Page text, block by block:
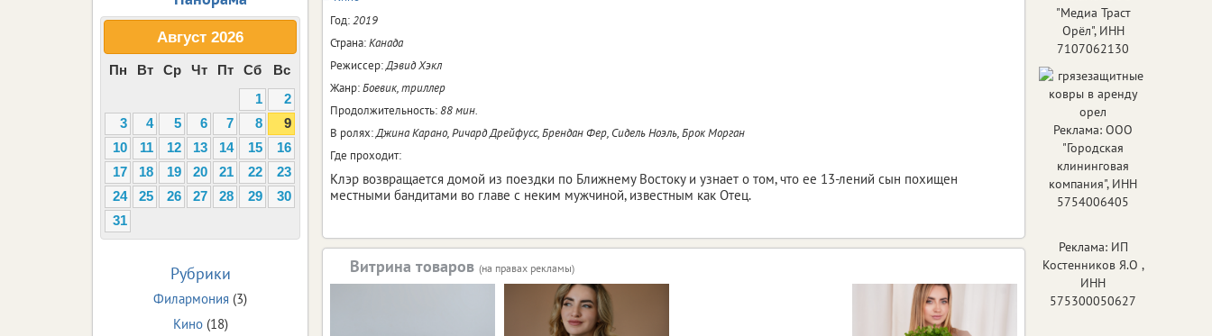
Год:2019
Страна:Канада
Режиссер:Дэвид Хэкл
Жанр:Боевик, триллер
Продолжительность:88 мин.
В ролях:Джина Карано, Ричард Дрейфусс, Брендан Фер, Сидель Ноэль, Брок Морган
Где проходит:
Клэр возвращается домой из поездки по Ближнему Востоку и узнает о том, что ее 13-лений сын похищен
местными бандитами во главе с неким мужчиной, известным как Отец.
Витрина товаров (на правах рекламы)
Август 2026
Пн Вт Ср Чт Пт Сб
Вс
1
2
3
4 5 6 7 8
9
10
11 12 13 14 15
16
17
18 19 20 21 22
23
24
25 26 27 28 29
30
31
Рубрики
Филармония (3)
Кино(18)
"Медиа Траст
Орёл", ИНН
7107062130
Реклама: ООО
"Городская
клининговая
компания", ИНН
5754006405
Реклама: ИП
Костенников Я.О ,
ИНН
575300050627